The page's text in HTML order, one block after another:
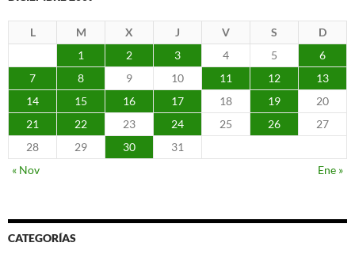
L M X J V S
D
1
2 3 4 5
6
7
8 9 10 11 12
13
14
15 16 17 18 19
20
21
22 23 24 25 26
27
28
29 30
31
« Nov
Ene »
CATEGORÍAS